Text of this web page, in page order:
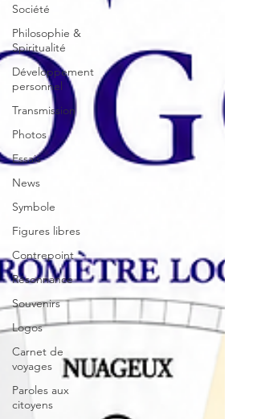
Société
Philosophie &
Spiritualité
Développement
personnel
Transmission
Photos
Essais
News
Symbole
Figures libres
Contrepoint
Résonnance
Souvenirs
Logos
Carnet de
voyages
Paroles aux
citoyens